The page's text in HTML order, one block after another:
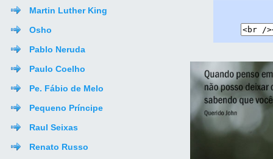
Martin Luther King
Osho
Pablo Neruda
Paulo Coelho
Pe. Fábio de Melo
Pequeno Príncipe
Raul Seixas
Renato Russo